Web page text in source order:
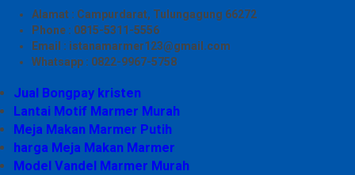
Alamat : Campurdarat, Tulungagung 66272
Phone : 0815-5311-5556
Email : istanamarmer123@gmail.com
Whatsapp : 0822-9967-5758
Jual Bongpay kristen
Lantai Motif Marmer Murah
Meja Makan Marmer Putih
harga Meja Makan Marmer
Model Vandel Marmer Murah